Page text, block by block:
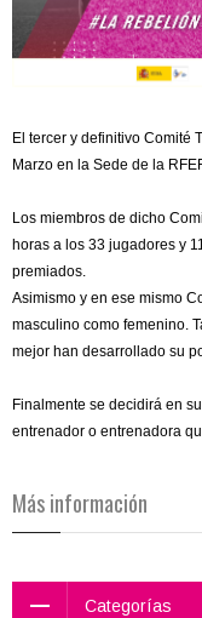
El tercer y definitivo Comité
Marzo en la Sede de la
Los miembros de dicho
horas a los 33 jugadores y
premiados.
Asimismo y en ese mismo
masculino como femenino.
mejor han desarrollado su
Finalmente se decidirá en
entrenador o entrenadora
Más información
Categorías